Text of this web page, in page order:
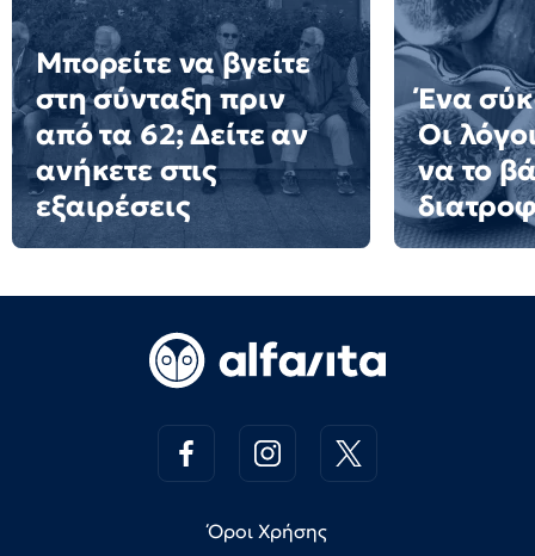
Μπορείτε να βγείτε
στη σύνταξη πριν
από τα 62; Δείτε αν
ανήκετε στις
εξαιρέσεις
Ένα
Οι
να το
Όροι Χρήσης